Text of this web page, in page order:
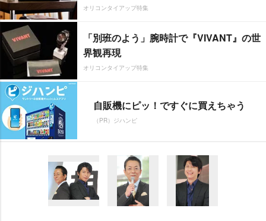
オリコンタイアップ特集
「別班のよう」腕時計で『VIVANT』の世
界観再現
オリコンタイアップ特集
自販機にピッ！ですぐに買えちゃう
（PR）ジハンピ